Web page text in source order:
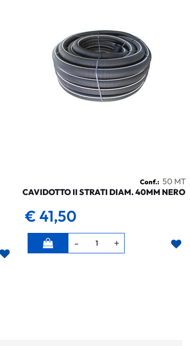
Conf.: 50 MT
CAVIDOTTO II STRATI DIAM. 40MM NERO
€ 41,50
Quantità